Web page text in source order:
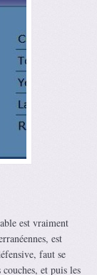
est vraiment
est
faut se
et puis les